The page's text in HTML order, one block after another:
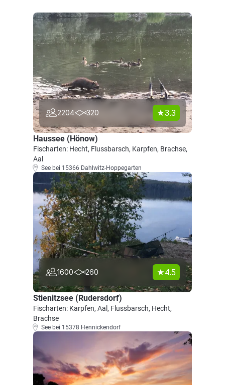
2204 320 3.3
Haussee (Hönow)
Fischarten: Hecht, Flussbarsch, Karpfen, Brachse,
Aal
See bei 15366 Dahlwitz-Hoppegarten
1600 260 4.5
Stienitzsee (Rudersdorf)
Fischarten: Karpfen, Aal, Flussbarsch, Hecht,
Brachse
See bei 15378 Hennickendorf